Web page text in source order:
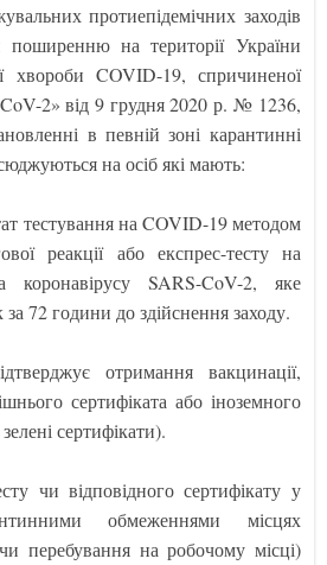
протиепідемічних заходів
поширенню на території України
хвороби COVID-19, спричиненої
2» від 9 грудня 2020 р. № 1236,
в певній зоні карантинні
на осіб які мають:
тестування на COVID-19 методом
реакції або експрес-тесту на
коронавірусу SARS-CoV-2, яке
72 години до здійснення заходу.
отримання вакцинації,
сертифіката або іноземного
сертифікати).
чи відповідного сертифікату у
обмеженнями місцях
перебування на робочому місці)